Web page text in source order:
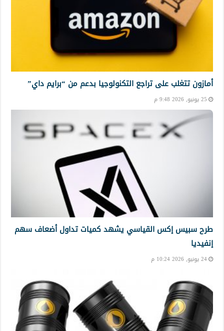
أمازون تتغلب على تراجع التكنولوجيا بدعم من “برايم داي”
25 يونيو, 2026 9:48 م
طرح سبيس إكس القياسي يشهد كميات تداول أضعاف سهم
إنفيديا
24 يونيو, 2026 10:24 م